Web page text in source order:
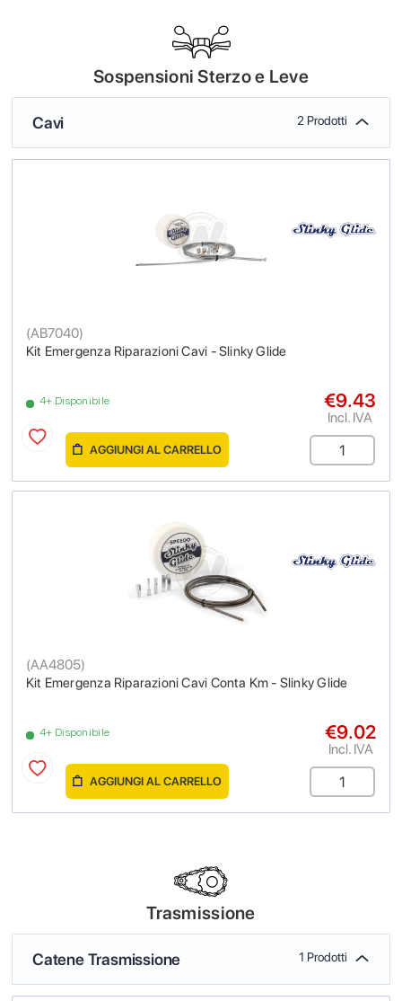
Sospensioni Sterzo e Leve
Cavi 2 Prodotti
Kit Emergenza Riparazioni Cavi - Slinky Glide
(AB7040)
4+ Disponibile €9.43
Incl. IVA
AGGIUNGI AL CARRELLO
Kit Emergenza Riparazioni Cavi Conta Km - Slinky Glide
(AA4805)
4+ Disponibile €9.02
Incl. IVA
AGGIUNGI AL CARRELLO
Trasmissione
Catene Trasmissione 1 Prodotti